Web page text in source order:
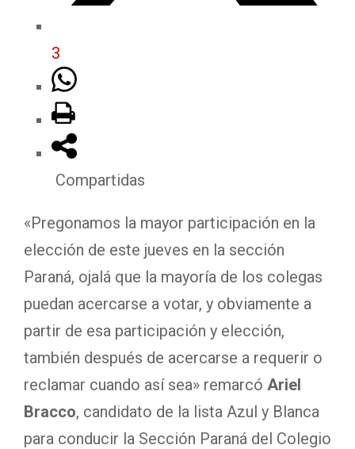
3
Compartidas
«Pregonamos la mayor participación en la
elección de este jueves en la sección
Paraná, ojalá que la mayoría de los colegas
puedan acercarse a votar, y obviamente a
partir de esa participación y elección,
también después de acercarse a requerir o
reclamar cuando así sea» remarcó Ariel
Bracco, candidato de la lista Azul y Blanca
para conducir la Sección Paraná del Colegio